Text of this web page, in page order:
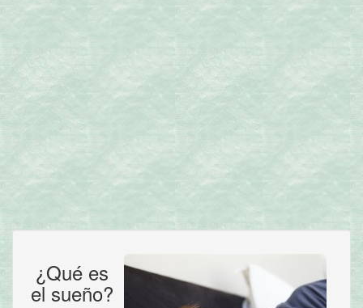
¿Qué es
el sueño?